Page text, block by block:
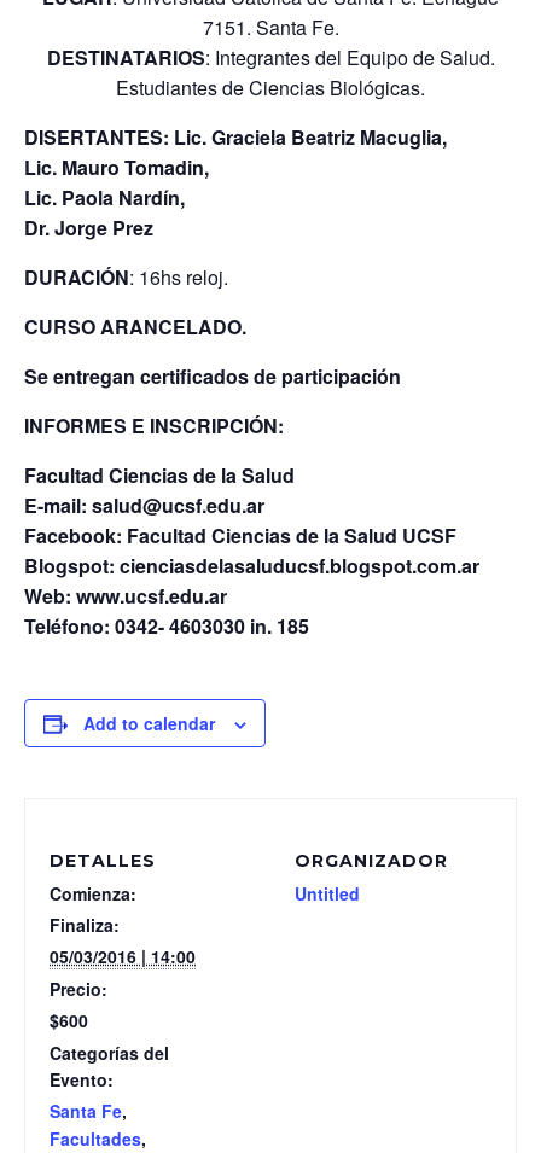
7151. Santa Fe.
DESTINATARIOS: Integrantes del Equipo de Salud.
Estudiantes de Ciencias Biológicas.
DISERTANTES: Lic. Graciela Beatriz Macuglia,
Lic. Mauro Tomadin,
Lic. Paola Nardín,
Dr. Jorge Prez
DURACIÓN: 16hs reloj.
CURSO ARANCELADO.
Se entregan certificados de participación
INFORMES E INSCRIPCIÓN:
Facultad Ciencias de la Salud
E-mail: salud@ucsf.edu.ar
Facebook: Facultad Ciencias de la Salud UCSF
Blogspot: cienciasdelasaluducsf.blogspot.com.ar
Web: www.ucsf.edu.ar
Teléfono: 0342- 4603030 in. 185
Add to calendar
DETALLES
Comienza:
Finaliza:
05/03/2016 | 14:00
Precio:
$600
Categorías del
Evento:
Santa Fe,
Facultades,
ORGANIZADOR
Untitled